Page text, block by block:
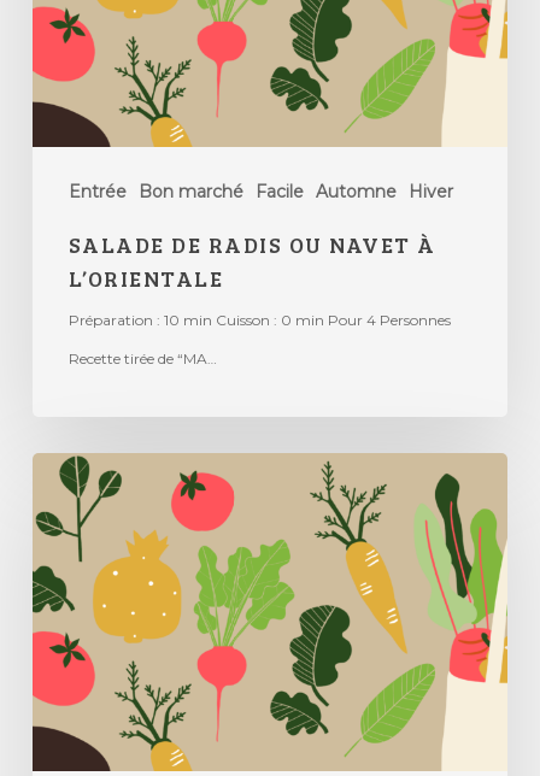
Entrée Bon marché Facile Automne Hiver
SALADE DE RADIS OU NAVET À
L’ORIENTALE
Préparation : 10 min Cuisson : 0 min Pour 4 Personnes
Recette tirée de “MA…